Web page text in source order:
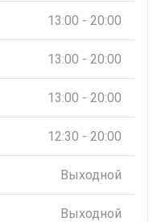
13:00 - 20:00
13:00 - 20:00
13:00 - 20:00
12:30 - 20:00
Выходной
Выходной